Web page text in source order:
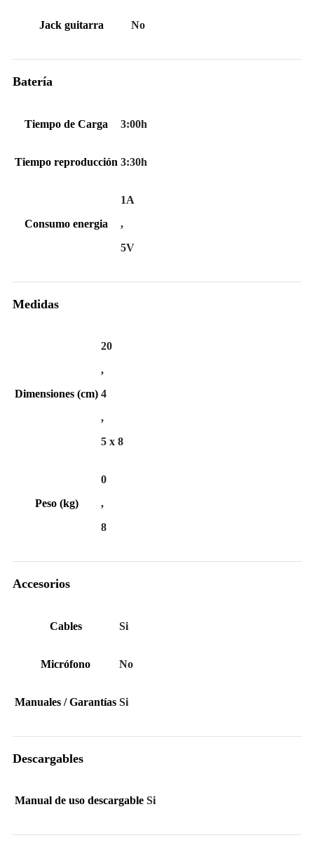
Jack guitarra No
Batería
Tiempo de Carga 3:00h
Tiempo reproducción 3:30h
Consumo energia
1A
,
5V
Medidas
Dimensiones (cm)
20
,
4
,
5 x 8
Peso (kg)
0
,
8
Accesorios
Cables Si
Micrófono No
Manuales / Garantías Si
Descargables
Manual de uso descargable Si